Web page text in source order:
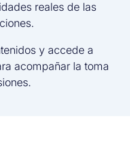
reales de las
y accede a
acompañar la toma